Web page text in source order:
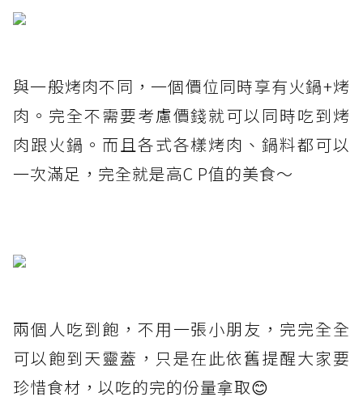
與一般烤肉不同，一個價位同時享有火鍋+烤
肉。完全不需要考慮價錢就可以同時吃到烤
肉跟火鍋。而且各式各樣烤肉、鍋料都可以
一次滿足，完全就是高C P值的美食～
兩個人吃到飽，不用一張小朋友，完完全全
可以飽到天靈蓋，只是在此依舊提醒大家要
珍惜食材，以吃的完的份量拿取😊